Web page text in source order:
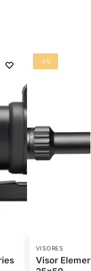
-5%
VISORES
Visor